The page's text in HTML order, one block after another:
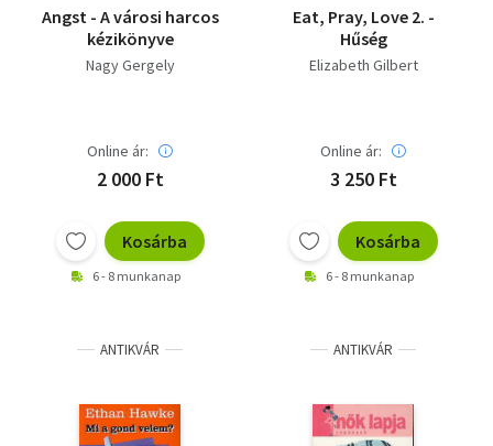
Angst - A városi harcos
kézikönyve
Nagy Gergely
Online ár:
2 000 Ft
Kosárba
6 - 8 munkanap
Eat, Pray, Love 2. -
Hűség
Elizabeth Gilbert
Online ár:
3 250 Ft
Kosárba
6 - 8 munkanap
ANTIKVÁR ANTIKVÁR